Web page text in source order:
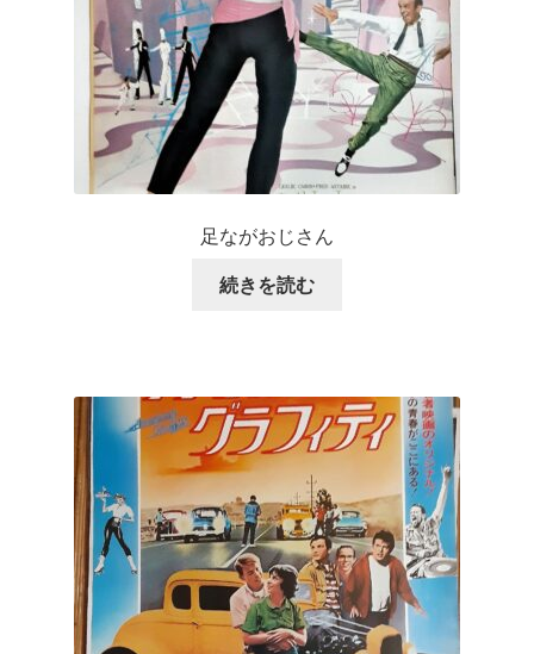
足ながおじさん
続きを読む